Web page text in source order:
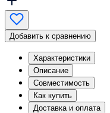
Добавить к сравнению
Характеристики
Описание
Совместимость
Как купить
Доставка и оплата